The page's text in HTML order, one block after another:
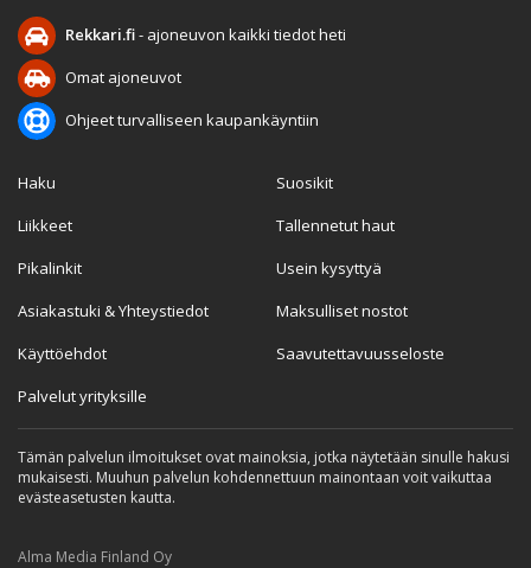
Rekkari.fi- ajoneuvon kaikki tiedot heti
Omat ajoneuvot
Ohjeet turvalliseen kaupankäyntiin
Haku
Liikkeet
Pikalinkit
Asiakastuki & Yhteystiedot
Käyttöehdot
Palvelut yrityksille
Suosikit
Tallennetut haut
Usein kysyttyä
Maksulliset nostot
Saavutettavuusseloste
Tämän palvelun ilmoitukset ovat mainoksia, jotka näytetään sinulle hakusi
mukaisesti. Muuhun palvelun kohdennettuun mainontaan voit vaikuttaa
evästeasetusten kautta.
Alma Media Finland Oy